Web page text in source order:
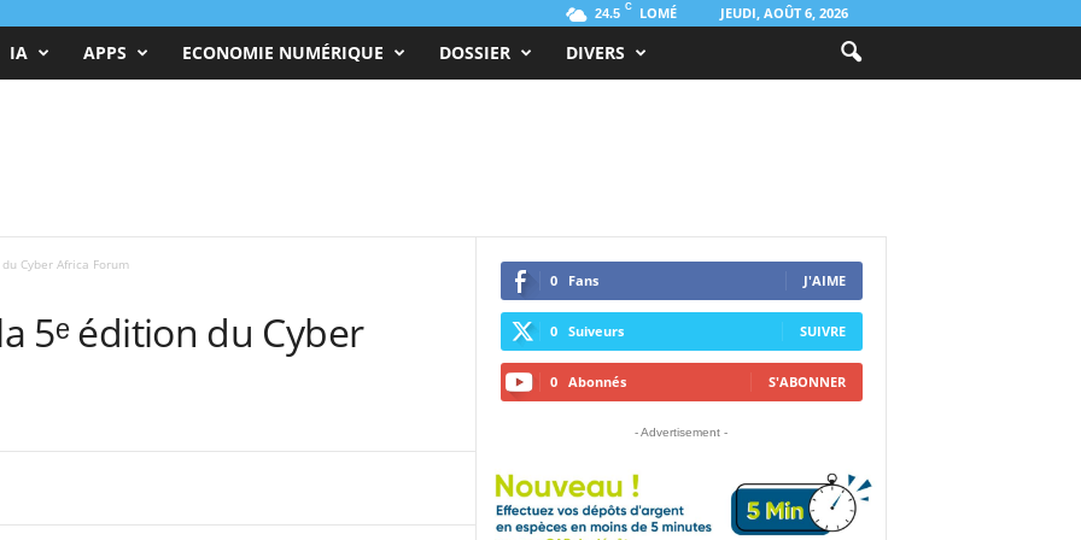
24.5 C LOMÉ JEUDI, AOÛT 6, 2026
IA APPS ECONOMIE NUMÉRIQUE DOSSIER DIVERS
Cyber Africa Forum
5ᵉ édition du Cyber
0 Fans J'AIME
0 Suiveurs SUIVRE
0 Abonnés S'ABONNER
- Advertisement -